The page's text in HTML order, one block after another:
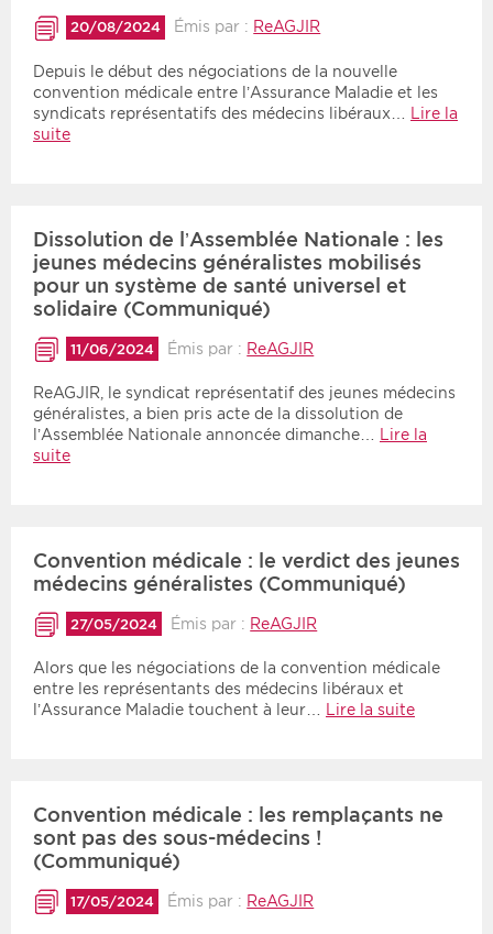
20/08/2024 Émis par : ReAGJIR
Depuis le début des négociations de la nouvelle
convention médicale entre l’Assurance Maladie et les
syndicats représentatifs des médecins libéraux…
Lire la
suite
Dissolution de l’Assemblée Nationale : les
jeunes médecins généralistes mobilisés
pour un système de santé universel et
solidaire (Communiqué)
11/06/2024 Émis par : ReAGJIR
ReAGJIR, le syndicat représentatif des jeunes médecins
généralistes, a bien pris acte de la dissolution de
l’Assemblée Nationale annoncée dimanche…
Lire la
suite
Convention médicale : le verdict des jeunes
médecins généralistes (Communiqué)
27/05/2024 Émis par : ReAGJIR
Alors que les négociations de la convention médicale
entre les représentants des médecins libéraux et
l’Assurance Maladie touchent à leur… Lire la suite
Convention médicale : les remplaçants ne
sont pas des sous-médecins !
(Communiqué)
17/05/2024 Émis par : ReAGJIR